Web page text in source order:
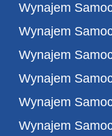
Wynajem
Wynajem
Wynajem
Wynajem
Wynajem
Wynajem